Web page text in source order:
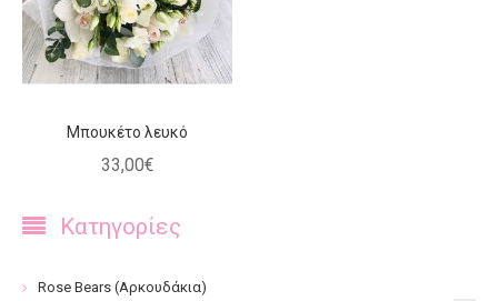
Μπουκέτο λευκό
33,00€
Κατηγορίες
Rose Bears (Αρκουδάκια)